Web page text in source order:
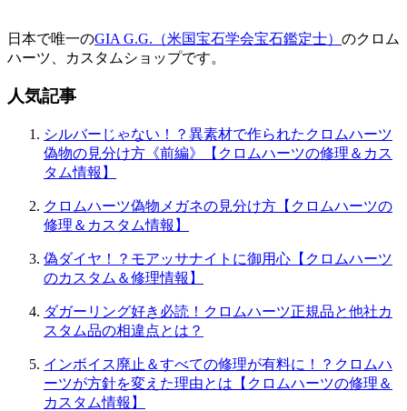
シ
ン
日本で唯一のGIA G.G.（米国宝石学会宝石鑑定士） のクロム
ハーツ、カスタムショップです。
人気記事
シルバーじゃない！？異素材で作られたクロムハーツ
偽物の見分け方《前編》【クロムハーツの修理＆カス
タム情報】
クロムハーツ偽物メガネの見分け方【クロムハーツの
修理＆カスタム情報】
偽ダイヤ！？モアッサナイトに御用心【クロムハーツ
のカスタム＆修理情報】
ダガーリング好き必読！クロムハーツ正規品と他社カ
スタム品の相違点とは？
インボイス廃止＆すべての修理が有料に！？クロムハ
ーツが方針を変えた理由とは【クロムハーツの修理＆
カスタム情報】